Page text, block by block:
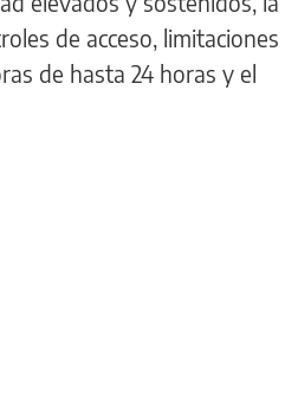
de acceso, limitaciones
de hasta 24 horas y el